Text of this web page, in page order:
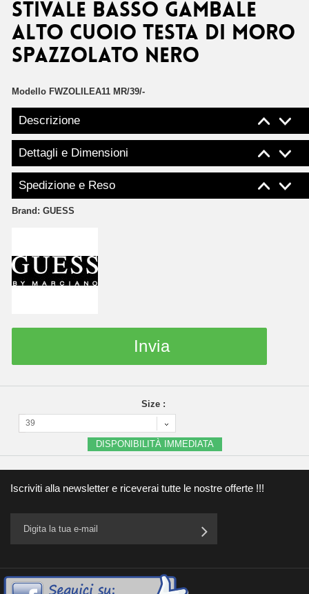
STIVALE BASSO GAMBALE
ALTO CUOIO TESTA DI MORO
SPAZZOLATO NERO
Modello FWZOLILEA11 MR/39/-
Descrizione
Dettagli e Dimensioni
Spedizione e Reso
Brand: GUESS
Invia
Size :
39
DISPONIBILITÀ IMMEDIATA
Iscriviti alla newsletter e riceverai tutte le nostre offerte !!!